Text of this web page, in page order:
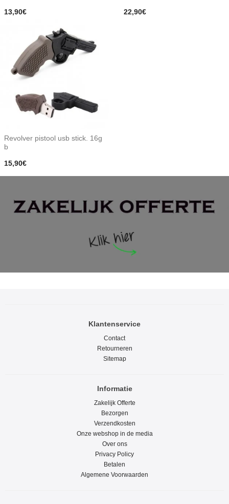
13,90€ 22,90€
Revolver pistool usb stick. 16g
b
15,90€
Klantenservice
Contact
Retourneren
Sitemap
Informatie
Zakelijk Offerte
Bezorgen
Verzendkosten
Onze webshop in de media
Over ons
Privacy Policy
Betalen
Algemene Voorwaarden